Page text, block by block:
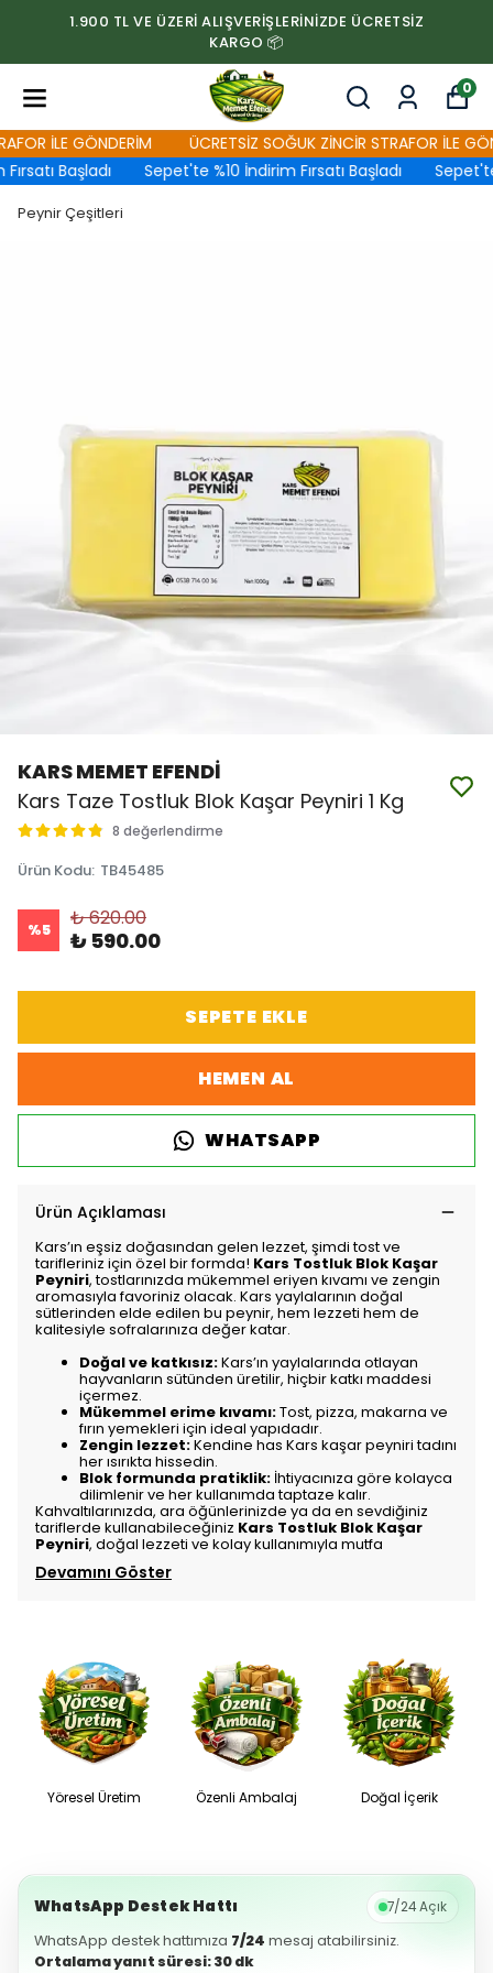
1.900 TL VE ÜZERİ ALIŞVERİŞLERİNİZDE ÜCRETSİZ
KARGO 📦
0
İLE GÖNDERİM
ÜCRETSİZ SOĞUK ZİNCİR STRAFOR İLE
Başladı
Sepet'te %10 İndirim Fırsatı Başladı Sepet'te
Peynir Çeşitleri
KARS MEMET EFENDİ
Kars Taze Tostluk Blok Kaşar Peyniri 1 Kg
8 değerlendirme
Ürün Kodu: TB45485
%5 ₺ 620.00
₺ 590.00
SEPETE EKLE
HEMEN AL
WHATSAPP
Ürün Açıklaması
Kars’ın eşsiz doğasından gelen lezzet, şimdi tost ve
tarifleriniz için özel bir formda! Kars Tostluk Blok Kaşar
Peyniri, tostlarınızda mükemmel eriyen kıvamı ve zengin
aromasıyla favoriniz olacak. Kars yaylalarının doğal
sütlerinden elde edilen bu peynir, hem lezzeti hem de
kalitesiyle sofralarınıza değer katar.
Doğal ve katkısız:Kars’ın yaylalarında otlayan
hayvanların sütünden üretilir, hiçbir katkı maddesi
içermez.
Mükemmel erime kıvamı:Tost, pizza, makarna ve
fırın yemekleri için ideal yapıdadır.
Zengin lezzet:Kendine has Kars kaşar peyniri tadını
her ısırıkta hissedin.
Blok formunda pratiklik: İhtiyacınıza göre kolayca
dilimlenir ve her kullanımda taptaze kalır.
Kahvaltılarınızda, ara öğünlerinizde ya da en sevdiğiniz
tariflerde kullanabileceğiniz Kars Tostluk Blok Kaşar
Peyniri, doğal lezzeti ve kolay kullanımıyla mutfa
Devamını Göster
Yöresel Üretim Özenli Ambalaj Doğal İçerik
WhatsApp Destek Hattı 7/24 Açık
WhatsApp destek hattımıza 7/24 mesaj atabilirsiniz.
Ortalama yanıt süresi: 30 dk